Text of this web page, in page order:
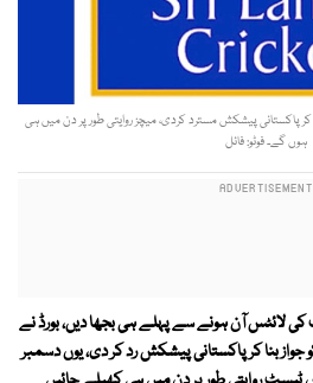
پاکستانی پیشکش مسترد کردی، میچز روایتی طور پر دن میں ہی
ہوں گے۔ فوٹو: فائل
لائٹس آن ہونے سے پہلے ہی بجھا دیں، بورڈ نے
بنا کر پاکستانی پیشکش رد کر دی، یوں دسمبر